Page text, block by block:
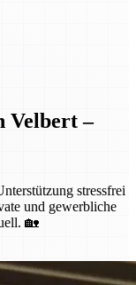
Velbert –
stressfrei
und gewerbliche
🏡